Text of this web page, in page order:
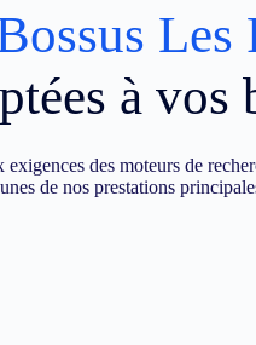
à vos
exigences des moteurs de
de nos prestations